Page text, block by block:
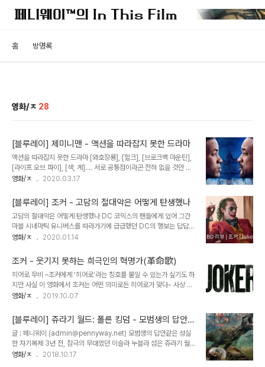
홈 방명록
영화/ㅈ 28
[블루레이] 제미니맨 - 액션을 따라잡지 못한 드라마
액션을 따라잡지 못한 드라마 [와호장룡], [헐크], [브로크백 마운틴],
[라이프 오브 파이], [색, 계]…. 서로 공통점이라곤 전혀 없을 것만 같
은 이 작품들이 모두 한 감독에게서 나왔다는 점은 솔직히 말해 경이롭
작품의 규모, 국적을 막론하고 그야말로 전방위적인 활약을 보여주었
다. 배타적인 성향의 헐리우드 바닥에서 동양인 감독이 이만큼의 성과
를 올린 건 가히 기념비적이라 해도 과언은 아닐텐데, 그런 이안 감독
이 [헐크] 이후 다시금 블록버스터급 오락영화로 돌아 온 작품이 바로
[제미니맨]이다. 고인이 된 커티스 핸슨, 토니 스콧 같은 쟁쟁한 감독
이 자신의 마지막 ..
영화/ㅈ 2020.03.17
[블루레이] 조커 - 고담의 절대악은 어떻게 탄생했나
고담의 절대악은 어떻게 탄생했나 DC 코믹스의 팬들에게 있어 그간
마블 시네마틱 유니버스를 따라가기에 급급했던 DC의 행보는 답답하
기가 서울역에 그지없었다. (-_-;;;) 팀업무비의 결정판이 되었어야 할
고, 빌런들의 팀업무비인 [수어사이드 스쿼드]는 최종 빌런의 쌈바춤
과 함께 장렬히 산화했다. [원더우먼]의 선전과 [아쿠아맨]의 흥행성공
으로 간신히 체면치레를 하긴 했지만 로드맵을 전면 수정할 수 밖에 없
는 처지에 놓였다. 우선 DC는 팀업무비를 잠시 보류하고, 개별영화에
주력하는 쪽으로 전략을 수정했다. 효과는 즉시 나타났다. 거품을 잔뜩
다. 그리고 이어지는 작품에서는..
영화/ㅈ 2020.01.14
조커 - 웃기지 못하는 희극인의 혁명가(革命歌)
히어로 무비 –조커에게 ‘히어로’라는 칭호를 붙일 수 있는가 싶기도 하
지만 사실 이 영화에서 조커는 어떤 의미로든 히어로가 맞다- 사상 최
초로 전대미문의 베니스 영화제 황금사자상을 수상한 [조커]에 대한
니버스를 걷어 차 버리고 워너 산하의 독립영화 형식으로 조커 단독 영
화를 만들겠다고 했을 때부터 뭔가 심상치 않은 조짐이 느껴지긴 했다.
하지만 근 10년 사이에 관객들은 벌써 두 명의 조커를 접하지 않았나.
[다크나이트]의 히스 레저와 [수어사이드 스쿼드]의 자레드 레토. 둘의
평가는 완전히 다르긴 하지만 둘 다 유망한 젊은 배우의 새로운 조커였
영화/ㅈ 2019.10.07
[블루레이] 쥬라기 월드: 폴른 킹덤 - 모범생의 답안같
은 쥬라기 월드
글 : 페니웨이 (admin@pennyway.net) 모범생의 답안같은 성실
한 자기복제 3년 전, 참극의 무대였던 이슬라 누블라 섬은 쥬라기 월
드의 폐쇄 이후 공룡들의 유배지로 변모되었다. 설상가상으로 화산의
영화/ㅈ 2018.10.17